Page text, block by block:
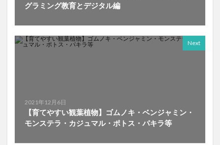
グラミング教育とデジタル編
Next
2021年12月6日
【育てやすい観葉植物】ゴムノキ・ベンジャミン・
モンステラ・カジュマル・ポトス・パキラ等